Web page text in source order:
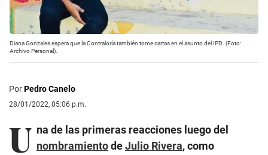
Diana Gonzales espera que la Contraloría también tome cartas en el asunto del IPD. (Foto:
Archivo Personal).
PorPedro Canelo
28/01/2022, 05:06 p.m.
U na de las primeras reacciones luego del
nombramientodeJulio Rivera, como